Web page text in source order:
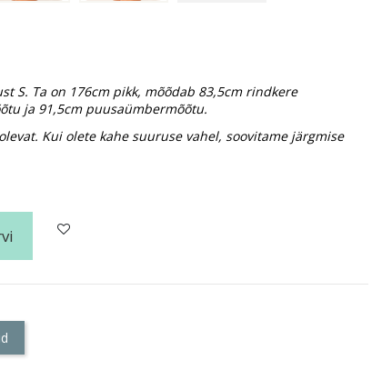
S. Ta on 176cm pikk, mõõdab 83,5cm rindkere
ja 91,5cm puusaümbermõõtu.
Kui olete kahe suuruse vahel, soovitame järgmise